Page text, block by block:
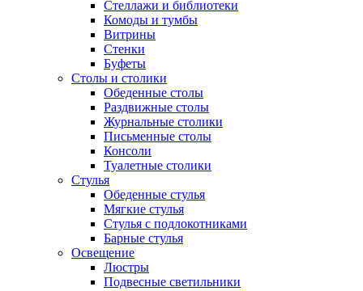
Стеллажи и библиотеки
Комоды и тумбы
Витрины
Стенки
Буфеты
Столы и столики
Обеденные столы
Раздвижные столы
Журнальные столики
Письменные столы
Консоли
Туалетные столики
Стулья
Обеденные стулья
Мягкие стулья
Стулья с подлокотниками
Барные стулья
Освещение
Люстры
Подвесные светильники